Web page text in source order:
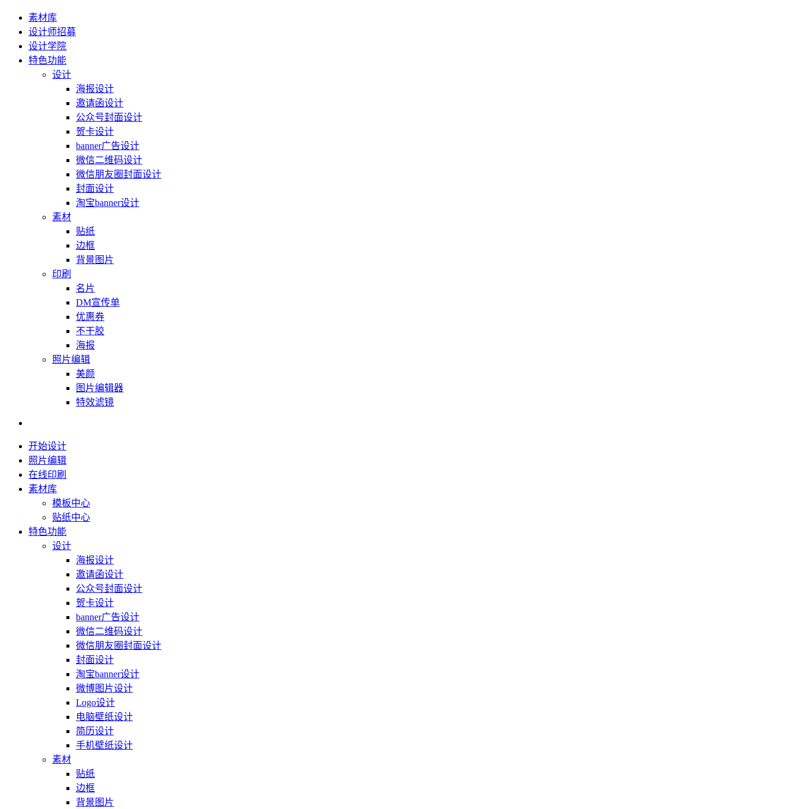
素材库
设计师招募
设计学院
特色功能
设计
海报设计
邀请函设计
公众号封面设计
贺卡设计
banner广告设计
微信二维码设计
微信朋友圈封面设计
封面设计
淘宝banner设计
素材
贴纸
边框
背景图片
印刷
名片
DM宣传单
优惠券
不干胶
海报
照片编辑
美颜
图片编辑器
特效滤镜
开始设计
照片编辑
在线印刷
素材库
模板中心
贴纸中心
特色功能
设计
海报设计
邀请函设计
公众号封面设计
贺卡设计
banner广告设计
微信二维码设计
微信朋友圈封面设计
封面设计
淘宝banner设计
微博图片设计
Logo设计
电脑壁纸设计
简历设计
手机壁纸设计
素材
贴纸
边框
背景图片